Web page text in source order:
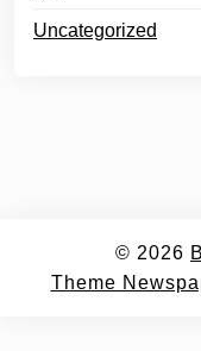
Uncategorized
© 2026
Theme